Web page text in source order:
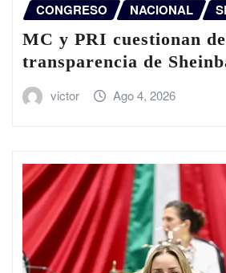
CONGRESO NACIONAL
MC y PRI cuestionan
transparencia de
victor Ago 4, 2026